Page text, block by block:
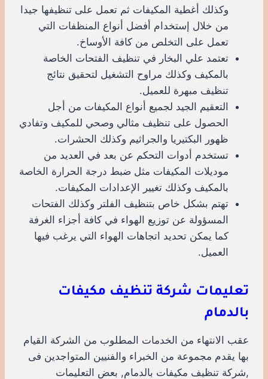
وكذلك أغطية المكيفات ثم تعمل على تنظيفها جيدا
من خلال إستخدام أفضل أنواع المنظفات التي
تعمل على التخلص من كافة الأوساخ.
تعتمد علي البخار في تنظيف الفتحات الخاصة
بالمكيف وكذلك مراوح التشغيل لتحقيق نتائج
تنظيف مبهرة للعميل.
التعقيم الجيد لجميع أنواع المكيفات من أجل
الحصول على تنظيف مثالي وصحي للمكيف وتفادي
ظهور البكتيريا والجراثيم وكذلك الحشرات.
تستخدم أدوات التحكم عن بعد في العديد من
موديلات المكيفات مثل ضبط درجة الحرارة الخاصة
بالمكيف وكذلك تغيير الإعدادات المكيفات.
تهتم بشكل خاص بتنظيف الفلتر وكذلك الفتحات
المسؤولة عن توزيع الهواء في كافة أجزاء الغرفة
كما يمكن تحديد اتجاهات الهواء التي يرغب فيها
العميل.
تعليمات شركة تنظيف مكيفات
بالدمام
عقب الانتهاء من الخدمات المطلوب من الشركة القيام
بها يقدم مجموعة من الخبراء والفنيين المتواجدين فى
,شركة تنظيف مكيفات بالدمام, بعض التعليمات